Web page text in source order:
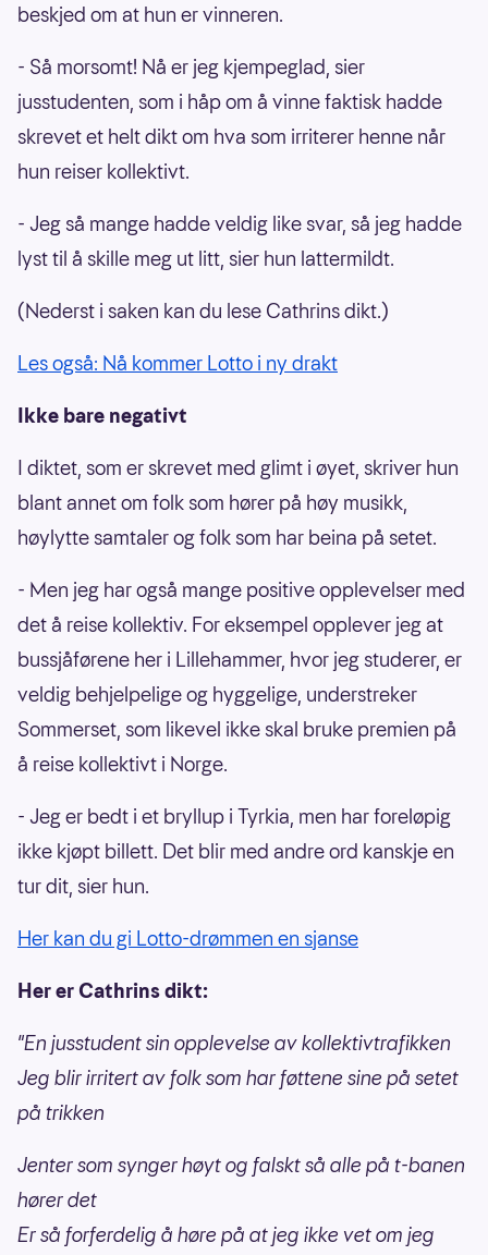
beskjed om at hun er vinneren.
- Så morsomt! Nå er jeg kjempeglad, sier
jusstudenten, som i håp om å vinne faktisk hadde
skrevet et helt dikt om hva som irriterer henne når
hun reiser kollektivt.
- Jeg så mange hadde veldig like svar, så jeg hadde
lyst til å skille meg ut litt, sier hun lattermildt.
(Nederst i saken kan du lese Cathrins dikt.)
Les også: Nå kommer Lotto i ny drakt
Ikke bare negativt
I diktet, som er skrevet med glimt i øyet, skriver hun
blant annet om folk som hører på høy musikk,
høylytte samtaler og folk som har beina på setet.
- Men jeg har også mange positive opplevelser med
det å reise kollektiv. For eksempel opplever jeg at
bussjåførene her i Lillehammer, hvor jeg studerer, er
veldig behjelpelige og hyggelige, understreker
Sommerset, som likevel ikke skal bruke premien på
å reise kollektivt i Norge.
- Jeg er bedt i et bryllup i Tyrkia, men har foreløpig
ikke kjøpt billett. Det blir med andre ord kanskje en
tur dit, sier hun.
Her kan du gi Lotto-drømmen en sjanse
Her er Cathrins dikt:
"En jusstudent sin opplevelse av kollektivtrafikken
Jeg blir irritert av folk som har føttene sine på setet
på trikken
Jenter som synger høyt og falskt så alle på t-banen
hører det
Er så forferdelig å høre på at jeg ikke vet om jeg